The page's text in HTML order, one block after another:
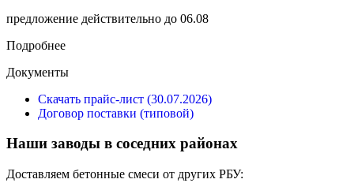
предложение действительно до 06.08
Подробнее
Документы
Скачать прайс-лист (30.07.2026)
Договор поставки (типовой)
Наши заводы в соседних районах
Доставляем бетонные смеси от других РБУ: